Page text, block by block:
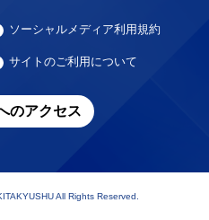
ソーシャルメディア利用規約
サイトのご利用について
のアクセス
All Rights Reserved.